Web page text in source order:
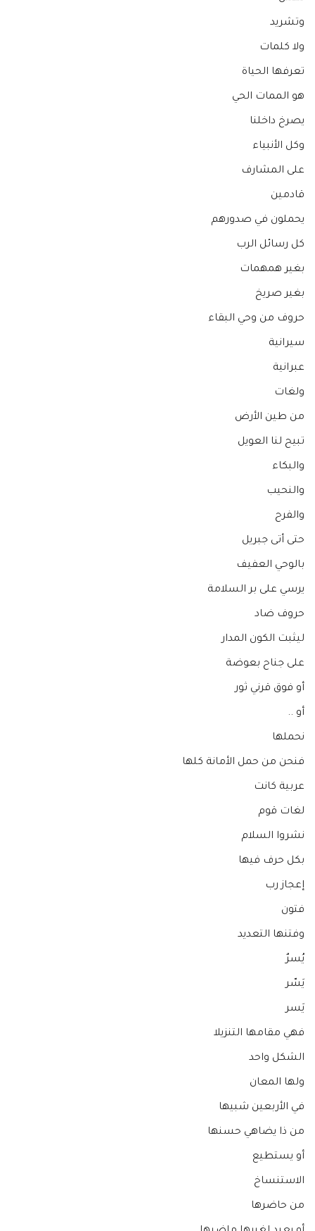
وتشريد
ولا كلمات
تعرفها الحياة
هو الممات الحي
يصرخ داخلنا
وكل الأنبياء
على المشارف
قادمين
يحملون في صدورهم
كل رسائل الرب
بغير همهمات
بغير صريخ
حروف من وحي البقاء
سيرانية
عبرانية
ولغات
من طين الأرض
تبيح لنا العويل
والبكاء
والنحيب
والفرح
حتى أتى جبريل
بالوحي العفيف
يرسي على بر السلامة
حروف ضاد
ليثبت الكون المدار
على جناح بعوضة
أو فوق قرني ثور
أو ..
نحملها
فنحن من حمل الأمانة كلها
عربية كانت
لغات قوم
نشروا السلام
بكل حرف فيها
إعجاز رب
فتون
وفتنها التعديد
يُسرٌ
يَسّر
يَسر
فهي مقامها التنزيلا
الشكل واحد
ولها المعان
في الأربعين شبيها
من ذا يضاهي حسنها
أو يستطيع
الاستنساخ
من حاضرها